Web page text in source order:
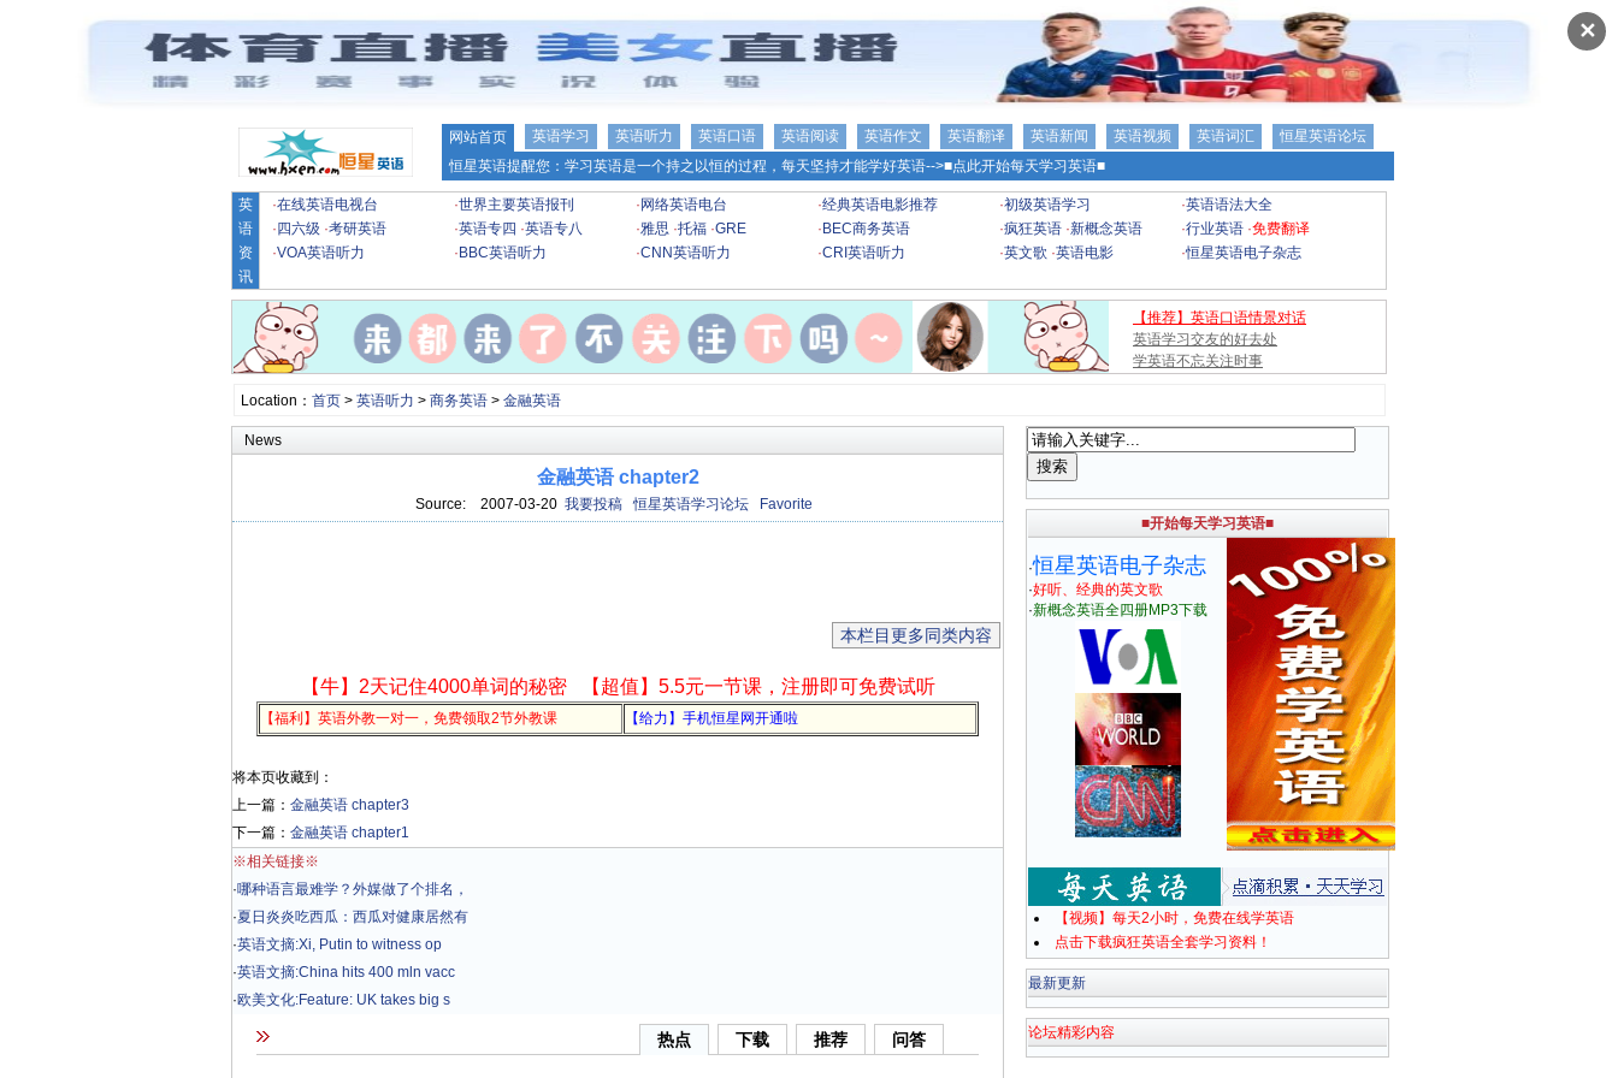
✕
网站首页 英语学习 英语听力 英语口语 英语阅读 英语作文 英语翻译 英语新闻 英语视频 英语词汇
恒星英语论坛
恒星英语提醒您：学习英语是一个持之以恒的过程，每天坚持才能学好英语-->■点此开始每天学习英语■
英
语
资
讯
·在线英语电视台 ·世界主要英语报刊 · 网络英语电台 ·经典英语电影推荐 ·初级英语学习 ·英语语法大全
· 四六级 ·考研英语 ·英语专四 ·英语专八 ·雅思 ·托福 ·GRE · BEC商务英语 ·疯狂英语 ·新概念英语 ·行业英语 ·免费翻译
·VOA英语听力 · BBC英语听力 ·CNN英语听力 ·CRI英语听力 ·英文歌 ·英语电影 ·恒星英语电子杂志
【推荐】英语口语情景对话
英语学习交友的好去处
学英语不忘关注时事
Location： 首页> 英语听力 > 商务英语> 金融英语
News
金融英语 chapter2
Source: 2007-03-20 我要投稿 恒星英语学习论坛 Favorite
本栏目更多同类内容
【牛】2天记住4000单词的秘密 【超值】5.5元一节课，注册即可免费试听
【福利】英语外教一对一，免费领取2节外教课 【给力】手机恒星网开通啦
将本页收藏到：
上一篇： 金融英语 chapter3
下一篇： 金融英语 chapter1
※相关链接※
·哪种语言最难学？外媒做了个排名，
·夏日炎炎吃西瓜：西瓜对健康居然有
·英语文摘:Xi, Putin to witness op
·英语文摘:China hits 400 mln vacc
·欧美文化:Feature: UK takes big s
热点 下载 推荐 问答
■开始每天学习英语■
·恒星英语电子杂志
·好听、经典的英文歌
·新概念英语全四册MP3下载
【视频】每天2小时，免费在线学英语
点击下载疯狂英语全套学习资料！
最新更新
论坛精彩内容